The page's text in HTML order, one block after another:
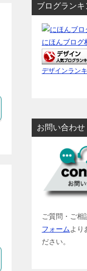
ブログランキ
にほんブログ
デザインラン
お問い合わせ
ご質問・ご相
フォームより
ださい。